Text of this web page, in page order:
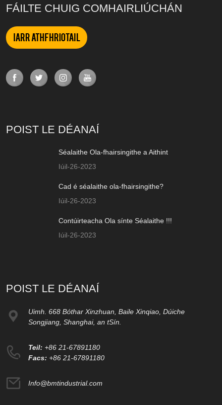
FÁILTE CHUIG COMHAIRLIÚCHÁN
Iarr Athfhriotail
POIST LE DÉANAÍ
Séalaithe Ola-fhairsingithe a Aithint
Iúil-26-2023
Cad é séalaithe ola-fhairsingithe?
Iúil-26-2023
Contúirteacha Ola sínte Séalaithe !!!
Iúil-26-2023
POIST LE DÉANAÍ
Uimh. 668 Bóthar Xinzhuan, Baile Xinqiao, Dúiche
Songjiang, Shanghai, an tSín.
Teil: +86 21-67891180
Facs: +86 21-67891180
Info@bmtindustrial.com